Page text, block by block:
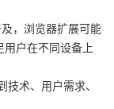
，浏览器扩展可能
户在不同设备上
术、用户需求、